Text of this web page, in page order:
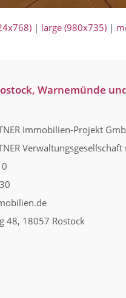
| large (980x735) |
Warnemünde
Immobilien-Projekt
48, 18057 Rostock